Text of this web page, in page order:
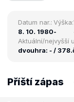
Datum nar.:
8. 10. 1980
Výška:
-
Aktuální/nejvyšší
dvouhra: - / 378.
Příští zápas